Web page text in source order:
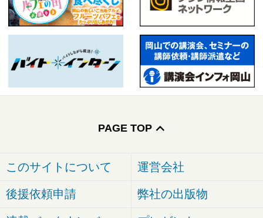
PAGE TOP
このサイトについて 運営会社
後援依頼申請 弊社の出版物